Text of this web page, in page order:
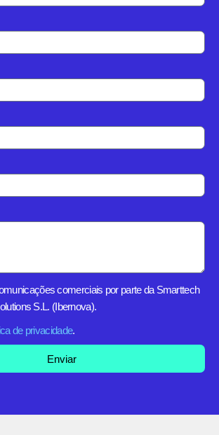
comerciais por parte da Smarttech
S.L. (Ibernova).
de privacidade.
Enviar